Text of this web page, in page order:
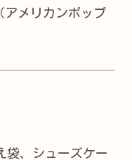
メリカンポップ
袋、シューズケー